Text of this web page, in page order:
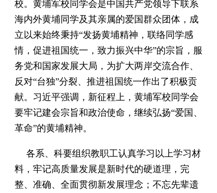
校。黄埔军校同学会是中国共产党领导下联系
海内外黄埔同学及其亲属的爱国群众团体，成
立以来始终秉持“发扬黄埔精神，联络同学感
情，促进祖国统一，致力振兴中华”的宗旨，服
务党和国家发展大局，为扩大两岸交流合作、
反对“台独”分裂、推进祖国统一作出了积极贡
献。习近平强调，新征程上，黄埔军校同学会
要牢记建会宗旨和政治使命，继续弘扬“爱国、
革命”的黄埔精神。
各系、科要组织教职工认真学习以上学习材
料， 牢记高质量发展是新时代的硬道理，完
整、准确、全面贯彻新发展理念；不忘先辈遗